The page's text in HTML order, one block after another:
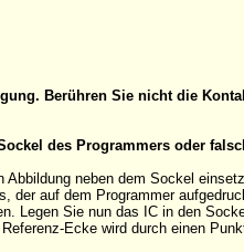
Berühren Sie nicht die
des Programmers oder
neben dem Sockel
der auf dem Programmer
Legen Sie nun das IC in den
Ecke wird durch einen